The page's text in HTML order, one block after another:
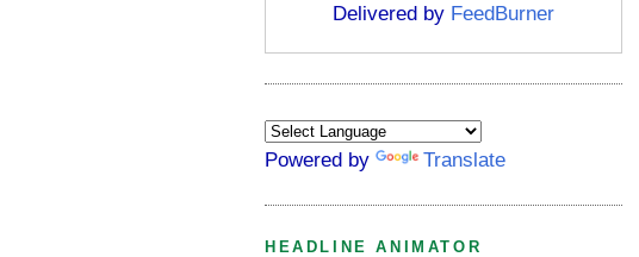
Delivered by FeedBurner
Powered by Translate
HEADLINE ANIMATOR